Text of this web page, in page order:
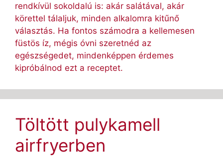
rendkívül sokoldalú is: akár salátával, akár
körettel tálaljuk, minden alkalomra kitűnő
választás. Ha fontos számodra a kellemesen
füstös íz, mégis óvni szeretnéd az
egészségedet, mindenképpen érdemes
kipróbálnod ezt a receptet.
Töltött pulykamell
airfryerben